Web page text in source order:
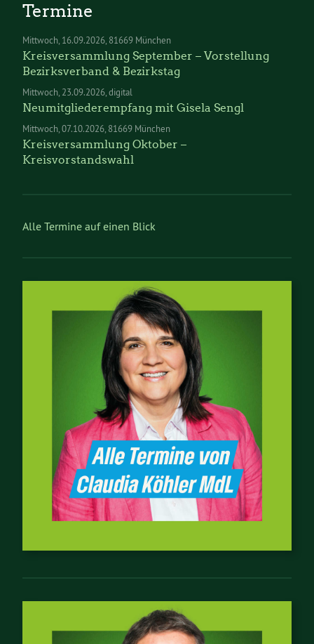
Termine
Mittwoch 16.09.2026 81669 München
Kreisversammlung September – Vorstellung
Bezirksverband & Bezirkstag
Mittwoch 23.09.2026 digital
Neumitgliederempfang mit Gisela Sengl
Mittwoch 07.10.2026 81669 München
Kreisversammlung Oktober –
Kreisvorstandswahl
Alle Termine auf einen Blick